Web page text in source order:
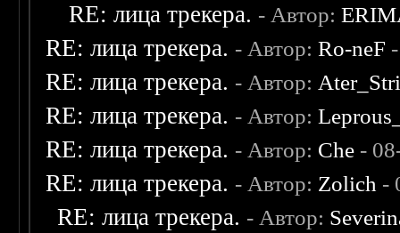
RE: лица трекера. - Автор:
RE: лица трекера. - Автор:Ro-neF
RE: лица трекера. - Автор:
RE: лица трекера. - Автор:
RE: лица трекера. - Автор: Che -
RE: лица трекера. - Автор: Zolich -
RE: лица трекера. - Автор: